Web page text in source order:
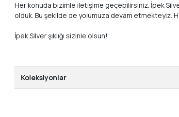
Her konuda bizimle iletişime geçebilirsiniz. İpek
olduk. Bu şekilde de yolumuza devam etmekteyiz.
İpek Silver şıklığı sizinle olsun!
Koleksiyonlar